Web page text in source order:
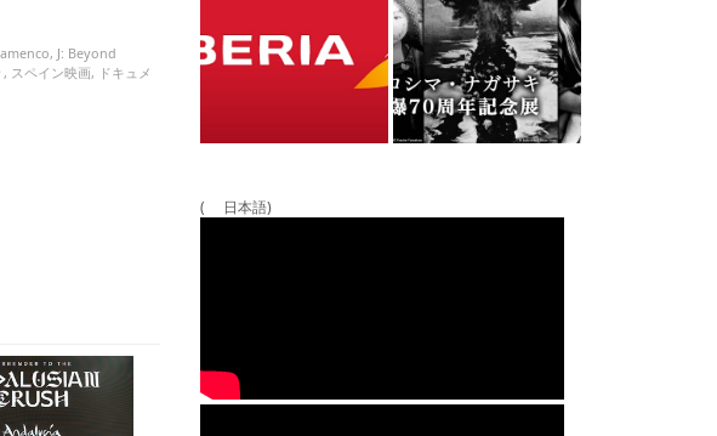
, J: Beyond
, スペイン映画, ドキュメ
( 日本語)